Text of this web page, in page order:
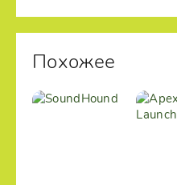
Похожее